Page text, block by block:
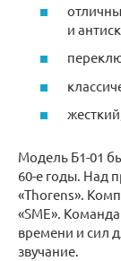
и
Модель Б1-01
60-е годы. Над
«Thorens».
«SME».
времени и сил
звучание.